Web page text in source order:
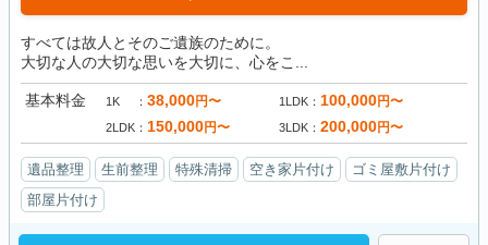
すべては故人とそのご遺族のために。
大切な人の大切な思いを大切に、心をこ...
基本料金 1K 38,000円〜 1LDK 100,000円〜
2LDK 150,000円〜 3LDK 200,000円〜
遺品整理 生前整理 特殊清掃 空き家片付け
ゴミ屋敷片付け
部屋片付け